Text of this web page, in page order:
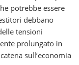
potrebbe essere
debbano
tensioni
prolungato in
sull’economia